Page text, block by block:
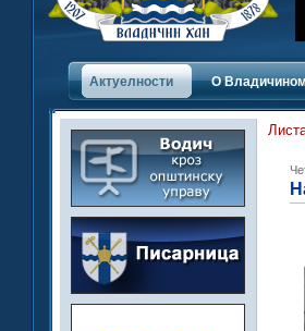
Актуелности О